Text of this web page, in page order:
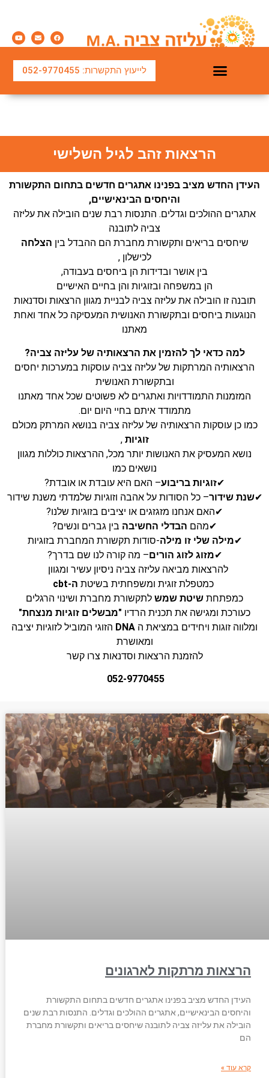
לייעוץ התקשרות: 052-9770455
הרצאות זהב לגיל השלישי
העידן החדש מציב בפנינו אתגרים חדשים בתחום התקשורת
והיחסים הבינאישיים,
אתגרים ההולכים וגדלים. התנסות רבת שנים הובילה את עליזה
צביה לתובנה
שיחסים בריאים ותקשורת מחברת הם ההבדל בין הצלחה
לכישלון ,
בין אושר ובדידות הן ביחסים בעבודה,
הן במשפחה ובזוגיות והן בחיים האישיים
תובנה זו הובילה את עליזה צביה לבניית מגוון הרצאות וסדנאות
הנוגעות ביחסים ובתקשורת האנושית המעסיקה כל אחד ואחת
מאתנו
למה כדאי לך להזמין את הרצאותיה של עליזה צביה?
הרצאותיה המרתקות של עליזה צביה עוסקות במערכות יחסים
ובתקשורת האנושית
המזמנות התמודדויות ואתגרים לא פשוטים שכל אחד מאתנו
מתמודד איתם בחיי היום יום.
כמו כן עוסקות הרצאותיה של עליזה צביה בנושא המרתק מכולם
זוגיות ,
נושא המעסיק את האנושות יותר מכל, ההרצאות כוללות מגוון
נושאים כמו
✔זוגיות בריבוע– האם היא עובדת או אובדת?
✔שנת שידור– כל הסודות על אהבה וזוגיות שלמדתי משנת שידור
✔האם אנחנו מזגזגים או יציבים בזוגיות שלנו?
✔מהם הבדלי החשיבה בין גברים ונשים?
✔מילה שלי זו מילה-סודות תקשורת המחברת בזוגיות
✔מזוג לזוג הורים– מה קורה לנו שם בדרך?
להרצאות מביאה עליזה צביה ניסיון עשיר ומגוון
כמטפלת זוגית ומשפחתית בשיטת ה-cbt
כמפתחת שיטת שמש לתקשורת מחברת ושינוי הרגלים
כעורכת ומגישה את תכנית הרדיו "מבשלים זוגיות מנצחת"
ומלווה זוגות ויחידים במציאת ה DNA הזוגי המוביל לזוגיות יציבה
ומאושרת
להזמנת הרצאות וסדנאות צרו קשר
052-9770455
הרצאות מרתקות לארגונים
העידן החדש מציב בפנינו אתגרים חדשים בתחום התקשורת
והיחסים הבינאישיים, אתגרים ההולכים וגדלים. התנסות רבת שנים
הובילה את עליזה צביה לתובנה שיחסים בריאים ותקשורת מחברת
הם
קרא עוד »